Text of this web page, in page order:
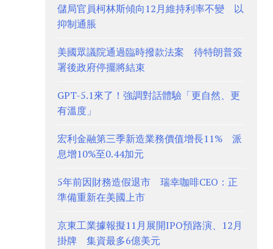
儲局官員柯林斯傾向12月維持利率不變 以
抑制通脹
美國眾議院通過臨時撥款法案 待特朗普簽
署後政府停擺將結束
GPT-5.1來了！強調對話體驗「更自然、更
有溫度」
宏利金融第三季新造業務價值增長11% 派
息增10%至0.44加元
5年前因財務造假退市 瑞幸咖啡CEO：正
準備重新在美國上市
京東工業據報擬11月展開IPO預路演、12月
掛牌 集資最多6億美元